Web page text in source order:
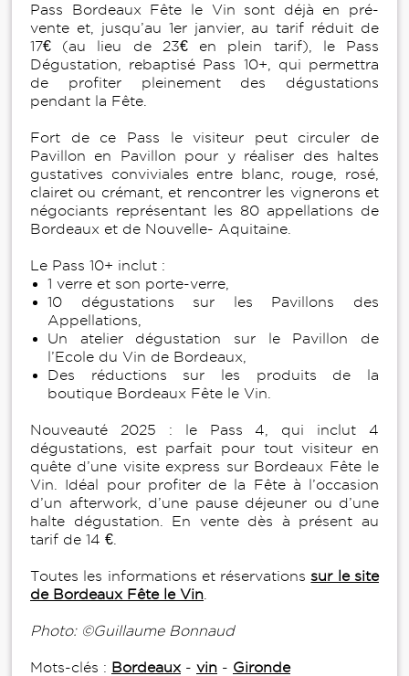
Pass Bordeaux Fête le Vin sont déjà en pré-
vente et, jusqu’au 1er janvier, au tarif réduit de
17€ (au lieu de 23€ en plein tarif), le Pass
Dégustation, rebaptisé Pass 10+, qui permettra
de profiter pleinement des dégustations
pendant la Fête.
Fort de ce Pass le visiteur peut circuler de
Pavillon en Pavillon pour y réaliser des haltes
gustatives conviviales entre blanc, rouge, rosé,
clairet ou crémant, et rencontrer les vignerons et
négociants représentant les 80 appellations de
Bordeaux et de Nouvelle- Aquitaine.
Le Pass 10+ inclut :
1 verre et son porte-verre,
10 dégustations sur les Pavillons des
Appellations,
Un atelier dégustation sur le Pavillon de
l’Ecole du Vin de Bordeaux,
Des réductions sur les produits de la
boutique Bordeaux Fête le Vin.
Nouveauté 2025 : le Pass 4, qui inclut 4
dégustations, est parfait pour tout visiteur en
quête d’une visite express sur Bordeaux Fête le
Vin. Idéal pour profiter de la Fête à l’occasion
d’un afterwork, d’une pause déjeuner ou d’une
halte dégustation. En vente dès à présent au
tarif de 14 €.
Toutes les informations et réservationssur le site
de Bordeaux Fête le Vin
Photo: ©Guillaume Bonnaud
Mots-clés : Bordeaux - vin - Gironde